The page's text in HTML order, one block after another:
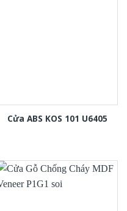
Cửa ABS KOS 101 U6405